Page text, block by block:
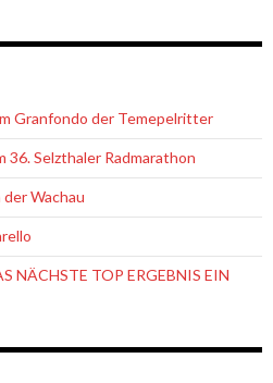
Granfondo der Temepelritter
36. Selzthaler Radmarathon
Wachau
NÄCHSTE TOP ERGEBNIS EIN